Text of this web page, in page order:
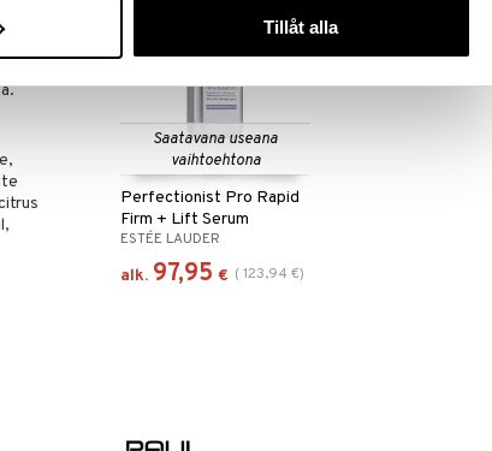
Tillåt alla
Saatavana useana
vaihtoehtona
Perfectionist Pro Rapid
Firm + Lift Serum
ESTÉE LAUDER
alk. 97,95 € ( 123,94 €)